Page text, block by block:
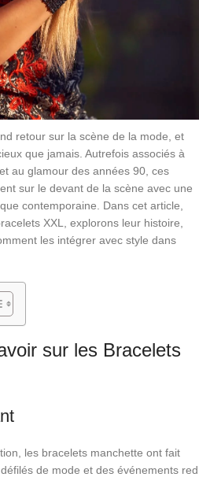
retour sur la scène de la mode, et
que jamais. Autrefois associés à
au glamour des années 90, ces
sur le devant de la scène avec une
contemporaine. Dans cet article,
XXL, explorons leur histoire,
les intégrer avec style dans
sur les Bracelets
les bracelets manchette ont fait
de mode et des événements red